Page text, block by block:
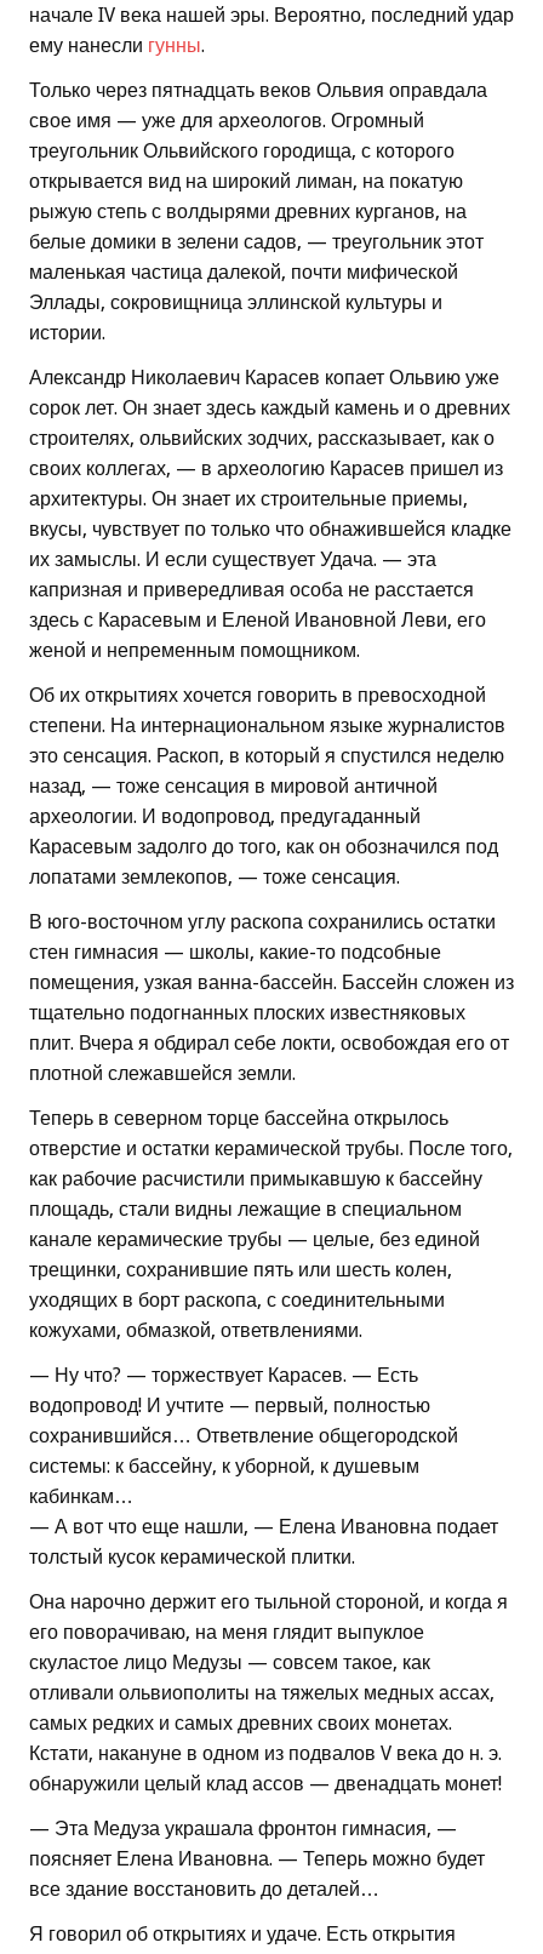
начале IV века нашей эры. Вероятно, последний удар
ему нанесли гунны.
Только через пятнадцать веков Ольвия оправдала
свое имя — уже для археологов. Огромный
треугольник Ольвийского городища, с которого
открывается вид на широкий лиман, на покатую
рыжую степь с волдырями древних курганов, на
белые домики в зелени садов, — треугольник этот
маленькая частица далекой, почти мифической
Эллады, сокровищница эллинской культуры и
истории.
Александр Николаевич Карасев копает Ольвию уже
сорок лет. Он знает здесь каждый камень и о древних
строителях, ольвийских зодчих, рассказывает, как о
своих коллегах, — в археологию Карасев пришел из
архитектуры. Он знает их строительные приемы,
вкусы, чувствует по только что обнажившейся кладке
их замыслы. И если существует Удача. — эта
капризная и привередливая особа не расстается
здесь с Карасевым и Еленой Ивановной Леви, его
женой и непременным помощником.
Об их открытиях хочется говорить в превосходной
степени. На интернациональном языке журналистов
это сенсация. Раскоп, в который я спустился неделю
назад, — тоже сенсация в мировой античной
археологии. И водопровод, предугаданный
Карасевым задолго до того, как он обозначился под
лопатами землекопов, — тоже сенсация.
В юго-восточном углу раскопа сохранились остатки
стен гимнасия — школы, какие-то подсобные
помещения, узкая ванна-бассейн. Бассейн сложен из
тщательно подогнанных плоских известняковых
плит. Вчера я обдирал себе локти, освобождая его от
плотной слежавшейся земли.
Теперь в северном торце бассейна открылось
отверстие и остатки керамической трубы. После того,
как рабочие расчистили примыкавшую к бассейну
площадь, стали видны лежащие в специальном
канале керамические трубы — целые, без единой
трещинки, сохранившие пять или шесть колен,
уходящих в борт раскопа, с соединительными
кожухами, обмазкой, ответвлениями.
— Ну что? — торжествует Карасев. — Есть
водопровод! И учтите — первый, полностью
сохранившийся… Ответвление общегородской
системы: к бассейну, к уборной, к душевым
кабинкам…
— А вот что еще нашли, — Елена Ивановна подает
толстый кусок керамической плитки.
Она нарочно держит его тыльной стороной, и когда я
его поворачиваю, на меня глядит выпуклое
скуластое лицо Медузы — совсем такое, как
отливали ольвиополиты на тяжелых медных ассах,
самых редких и самых древних своих монетах.
Кстати, накануне в одном из подвалов V века до н. э.
обнаружили целый клад ассов — двенадцать монет!
— Эта Медуза украшала фронтон гимнасия, —
поясняет Елена Ивановна. — Теперь можно будет
все здание восстановить до деталей…
Я говорил об открытиях и удаче. Есть открытия